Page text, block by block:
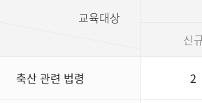
교육대상
신
축산 관련 법령 2